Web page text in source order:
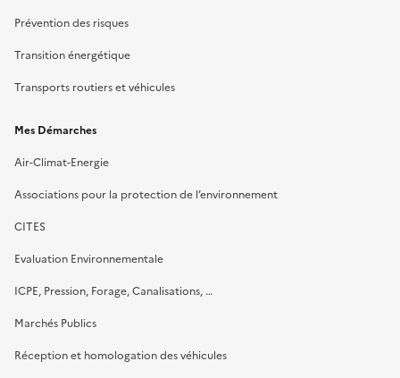
Prévention des risques
Transition énergétique
Transports routiers et véhicules
Mes Démarches
Air-Climat-Energie
Associations pour la protection de l’environnement
CITES
Evaluation Environnementale
ICPE, Pression, Forage, Canalisations, …
Marchés Publics
Réception et homologation des véhicules